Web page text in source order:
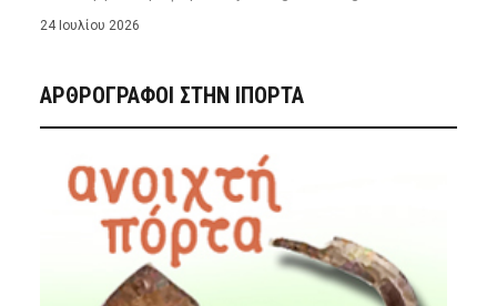
24 Ιουλίου 2026
ΑΡΘΡΟΓΡΑΦΟΙ ΣΤΗΝ IΠΟΡΤΑ